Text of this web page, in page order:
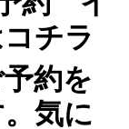
チラ
約を
気に